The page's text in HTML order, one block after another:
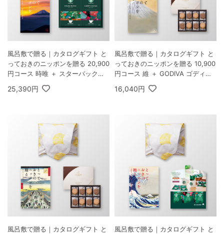
風呂敷で贈る｜カタログギフト と
っておきのニッポンを贈る 20,900
円コース 時唯 ＋ スターバックス
オリガミ パーソナルドリップ コー
ヒーギフトB
25,390円
風呂敷で贈る｜カタログギフト と
っておきのニッポンを贈る 10,900
円コース 維 ＋ GODIVA ゴディバ
ラングドシャクッキーアソートメ
ント 30枚入
16,040円
風呂敷で贈る｜カタログギフト と
風呂敷で贈る｜カタログギフト と